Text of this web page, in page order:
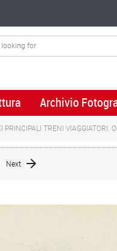
Archivio
PRINCIPALI TRENI VIAGGIATORI.
Next